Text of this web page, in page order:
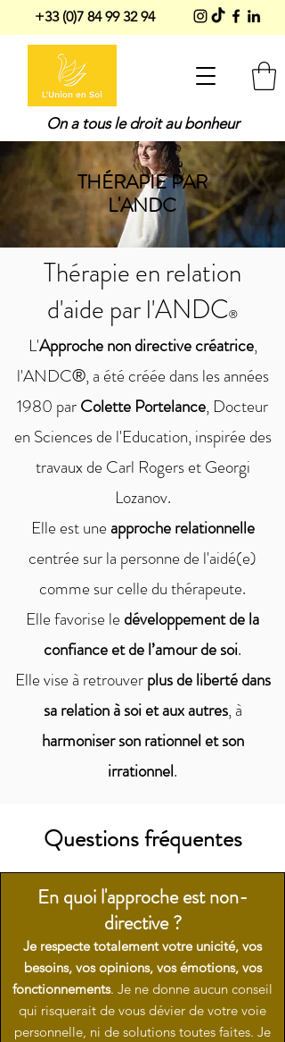
On a tous le droit au bonheur
+33 (0)7 84 99 32 94
THÉRAPIE PAR
L'ANDC
Thérapie en relation
d'aide par l'ANDC®
L'Approche non directive créatrice,
l'ANDC®, a été créée dans les années
1980 parColette Portelance, Docteur
en Sciences de l'Education, inspirée des
travaux de Carl Rogers et Georgi
Lozanov.
Elle est une approche relationnelle
centrée sur la personne de l'aidé(e)
comme sur celle du thérapeute.
Elle favorise le développement de la
confiance et de l’amour de soi.
Elle vise à retrouverplus de liberté dans
sa relation à soi et aux autres, à
harmoniser son rationnel et son
irrationnel.
Questions fréquentes
En quoi l'approche est non-
directive ?
Je respecte totalement votre unicité, vos
besoins, vos opinions, vos émotions, vos
fonctionnements. Je ne donne aucun conseil
qui risquerait de vous dévier de votre voie
personnelle, ni de solutions toutes faites. Je